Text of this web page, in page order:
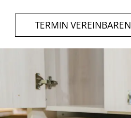
TERMIN VEREINBAREN